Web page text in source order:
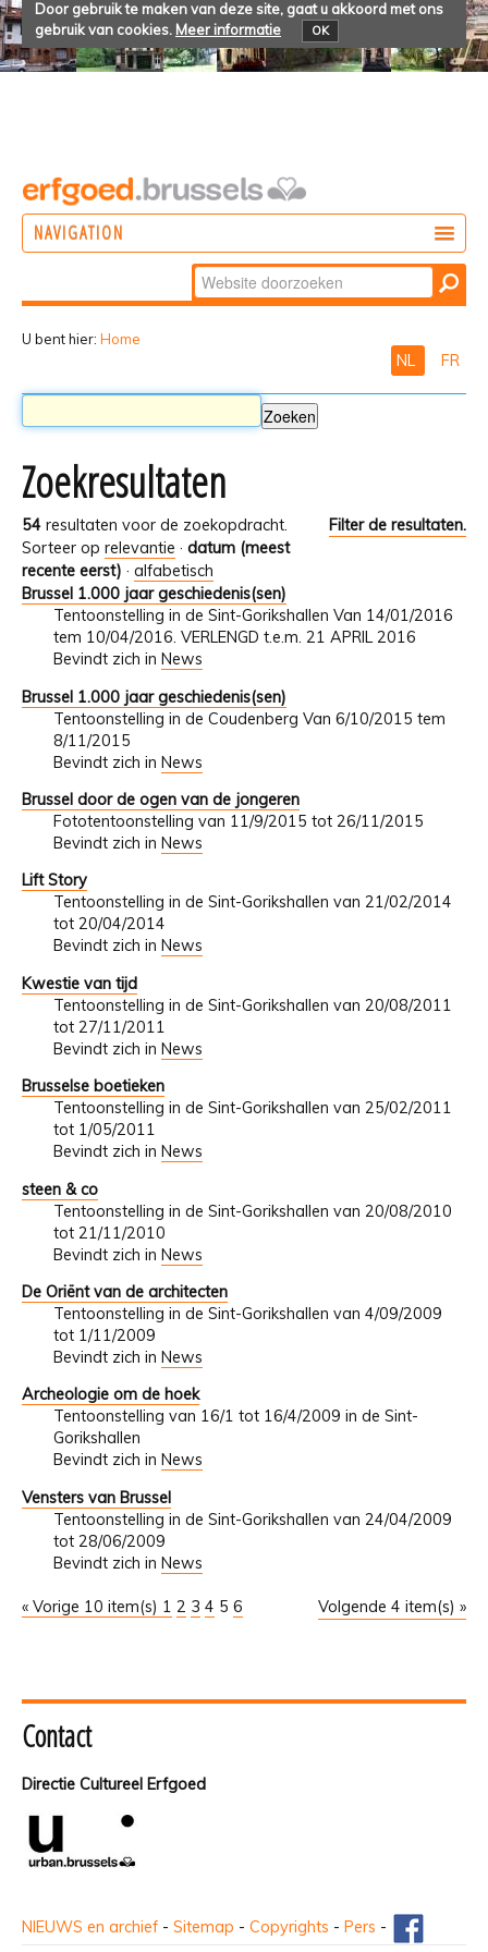
Door gebruik te maken van deze site, gaat u akkoord met ons
gebruik van cookies. Meer informatie OK
NAVIGATION
Zoek
Geavanceerd
U bent hier: Home
NL FR
Zoekresultaten
54 resultaten voor de zoekopdracht.
Filter de resultaten.
Sorteer op relevantie · datum (meest
recente eerst) · alfabetisch
Brussel 1.000 jaar geschiedenis(sen)
Tentoonstelling in de Sint-Gorikshallen Van 14/01/2016
tem 10/04/2016. VERLENGD t.e.m. 21 APRIL 2016
Bevindt zich in News
Brussel 1.000 jaar geschiedenis(sen)
Tentoonstelling in de Coudenberg Van 6/10/2015 tem
8/11/2015
Bevindt zich in News
Brussel door de ogen van de jongeren
Fototentoonstelling van 11/9/2015 tot 26/11/2015
Bevindt zich in News
Lift Story
Tentoonstelling in de Sint-Gorikshallen van 21/02/2014
tot 20/04/2014
Bevindt zich in News
Kwestie van tijd
Tentoonstelling in de Sint-Gorikshallen van 20/08/2011
tot 27/11/2011
Bevindt zich in News
Brusselse boetieken
Tentoonstelling in de Sint-Gorikshallen van 25/02/2011
tot 1/05/2011
Bevindt zich in News
steen & co
Tentoonstelling in de Sint-Gorikshallen van 20/08/2010
tot 21/11/2010
Bevindt zich in News
De Oriënt van de architecten
Tentoonstelling in de Sint-Gorikshallen van 4/09/2009
tot 1/11/2009
Bevindt zich in News
Archeologie om de hoek
Tentoonstelling van 16/1 tot 16/4/2009 in de Sint-
Gorikshallen
Bevindt zich in News
Vensters van Brussel
Tentoonstelling in de Sint-Gorikshallen van 24/04/2009
tot 28/06/2009
Bevindt zich in News
« Vorige 10 item(s) Volgende 4 item(s) »
1 2 3 4 5 6
Contact
Directie Cultureel Erfgoed
NIEUWS en archief - Sitemap - Copyrights - Pers -